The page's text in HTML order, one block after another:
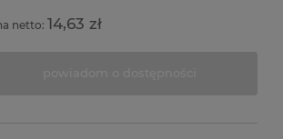
netto: 14,63 zł